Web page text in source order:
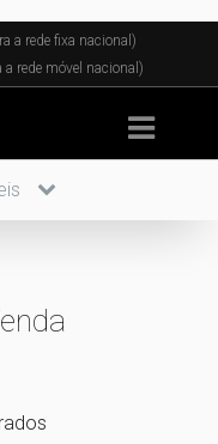
a rede fixa nacional)
a rede móvel nacional)